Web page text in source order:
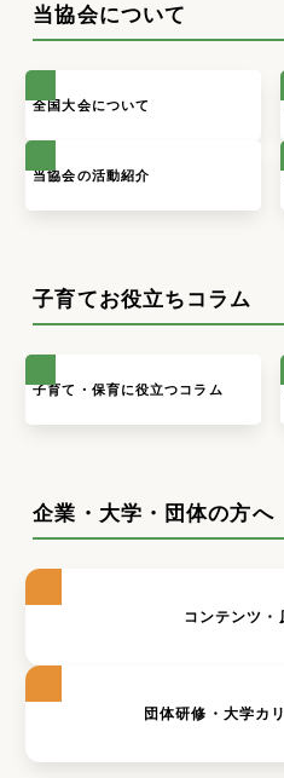
当協会について
全国大会について
当協会の活動紹介
子育てお役立ちコラム
子育て・保育に役立つコラム
企業・大学・団体の方へ
コンテンツ・
団体研修・大学カ